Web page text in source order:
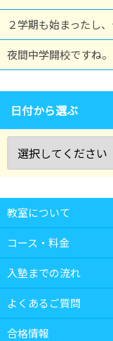
２学期も始まったし
夜間中学開校ですね。
日付から選ぶ
教室について
コース・料金
入塾までの流れ
よくあるご質問
合格情報